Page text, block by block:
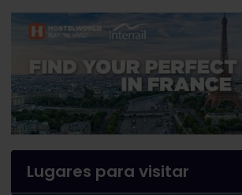
Lugares para visitar